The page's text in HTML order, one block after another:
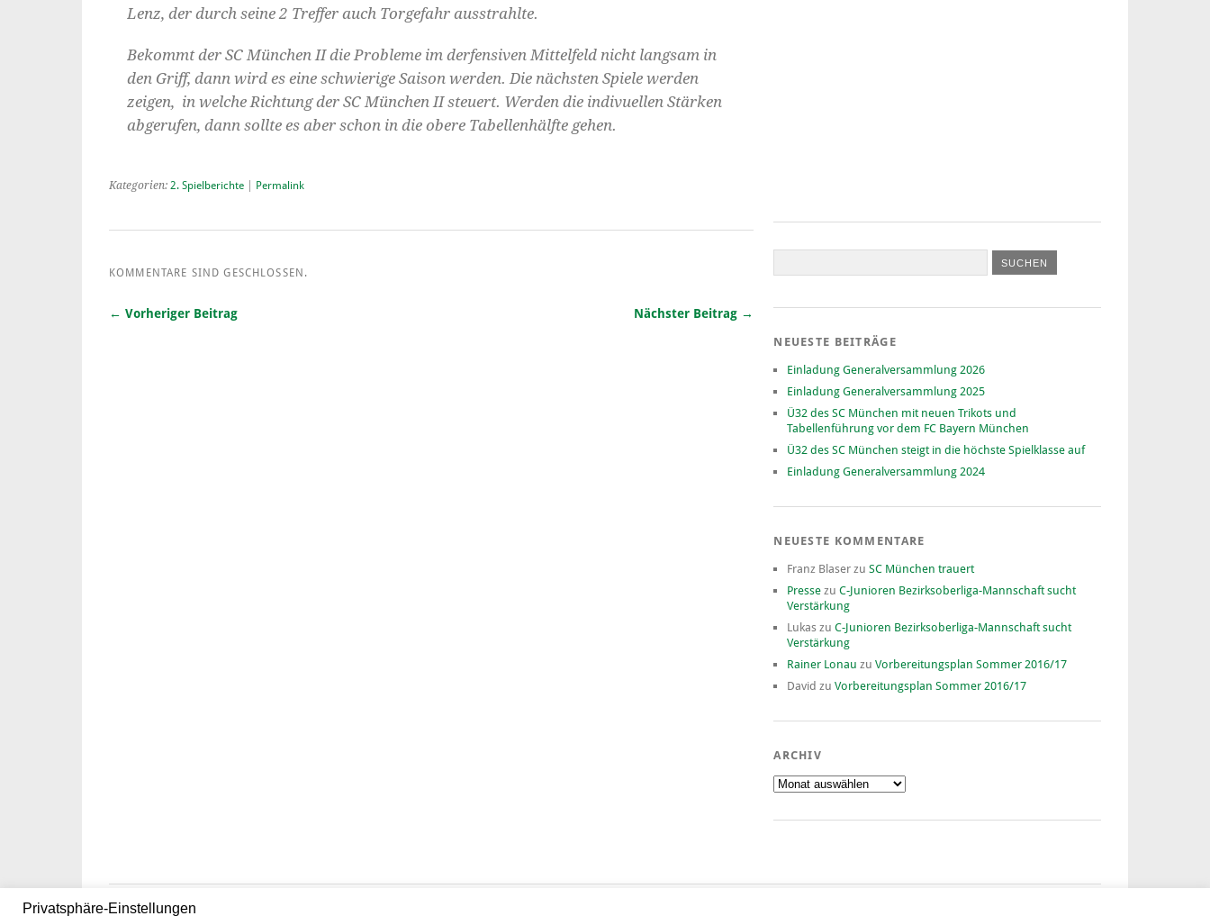
Lenz, der durch seine 2 Treffer auch Torgefahr ausstrahlte.
Bekommt der SC München II die Probleme im derfensiven Mittelfeld nicht langsam in
den Griff, dann wird es eine schwierige Saison werden. Die nächsten Spiele werden
zeigen, in welche Richtung der SC München II steuert. Werden die indivuellen Stärken
abgerufen, dann sollte es aber schon in die obere Tabellenhälfte gehen.
Kategorien: 2. Spielberichte Permalink
KOMMENTARE SIND GESCHLOSSEN.
← Vorheriger Beitrag Nächster Beitrag →
NEUESTE BEITRÄGE
Einladung Generalversammlung 2026
Einladung Generalversammlung 2025
Ü32 des SC München mit neuen Trikots und
Tabellenführung vor dem FC Bayern München
Ü32 des SC München steigt in die höchste Spielklasse auf
Einladung Generalversammlung 2024
NEUESTE KOMMENTARE
Franz Blaser zuSC München trauert
Presse zuC-Junioren Bezirksoberliga-Mannschaft sucht
Verstärkung
Lukas zuC-Junioren Bezirksoberliga-Mannschaft sucht
Verstärkung
Rainer Lonau zuVorbereitungsplan Sommer 2016/17
David zuVorbereitungsplan Sommer 2016/17
ARCHIV
Archiv
Privatsphäre-Einstellungen